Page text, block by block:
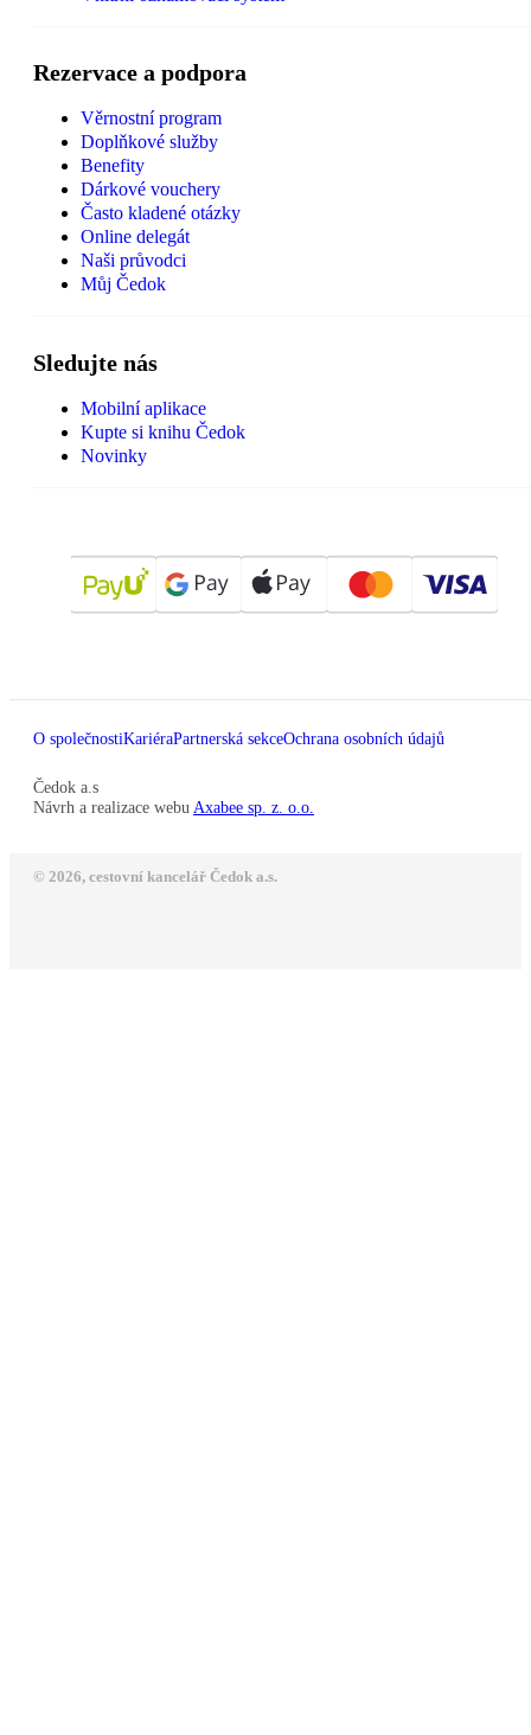
Rezervace a podpora
Věrnostní program
Doplňkové služby
Benefity
Dárkové vouchery
Často kladené otázky
Online delegát
Naši průvodci
Můj Čedok
Sledujte nás
Mobilní aplikace
Kupte si knihu Čedok
Novinky
O společnostiKariéraPartnerská sekceOchrana osobních údajů
Čedok a.s
Návrh a realizace webu Axabee sp. z. o.o.
© 2026, cestovní kancelář Čedok a.s.